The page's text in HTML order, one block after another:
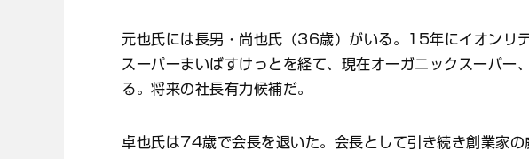
元也氏には長男・尚也氏（36歳）がいる。15年にイオンリ
スーパーまいばすけっとを経て、現在オーガニックスーパー
る。将来の社長有力候補だ。
卓也氏は74歳で会長を退いた。会長として引き続き創業家